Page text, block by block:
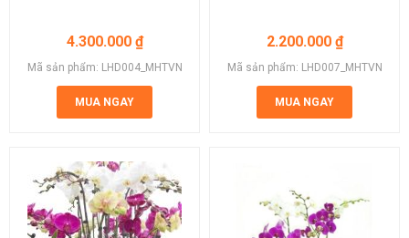
4.300.000 ₫
Mã sản phẩm: LHD004_MHTVN
MUA NGAY
2.200.000 ₫
Mã sản phẩm: LHD007_MHTVN
MUA NGAY